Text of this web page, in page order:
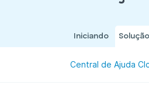
Iniciando
Central de Ajuda